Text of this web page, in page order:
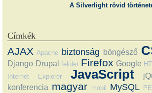
A Silverlight rövid
Címkék
AJAX Apache biztonság böngésző
Django Drupal felület Firefox Google
Internet Explorer
JavaScript
konferencia magyar mobil MySQL